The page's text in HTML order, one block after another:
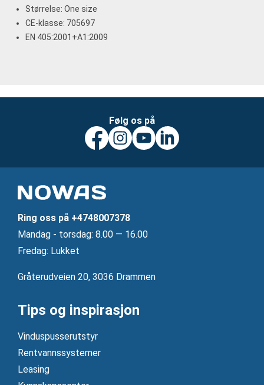
Størrelse: One size
CE-klasse: 705697
EN 405:2001+A1:2009
Følg os på
Ring oss på +4748007378
Mandag ‐ torsdag: 8.00 — 16.00
Fredag: Lukket
Gråterudveien 20, 3036 Drammen
Tips og inspirasjon
Vinduspusserutstyr
Rentvannssystemer
Leasing